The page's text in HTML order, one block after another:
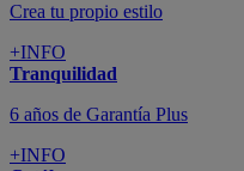
Crea tu propio estilo
+INFO
Tranquilidad
6 años de Garantía Plus
+INFO